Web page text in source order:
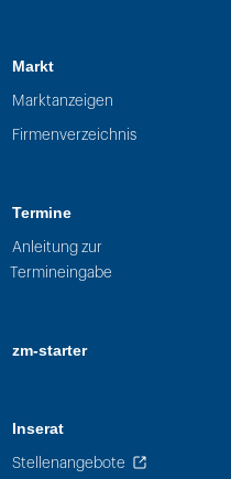
Markt
Marktanzeigen
Firmenverzeichnis
Termine
Anleitung zur
Termineingabe
zm-starter
Inserat
Stellenangebote